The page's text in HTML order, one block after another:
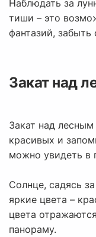
Наблюдать за
тиши – это
фантазий, забыть
Закат над
Закат над
красивых и
можно увидеть в
Солнце, садясь
яркие цвета –
цвета
панораму.